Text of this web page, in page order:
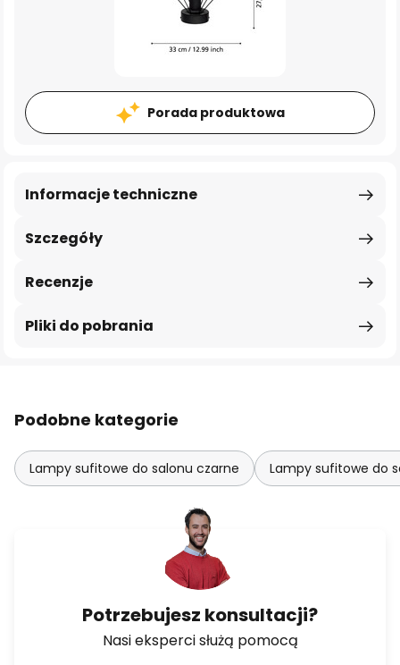
Porada produktowa
Szczegóły
Informacje techniczne
Recenzje
Pliki do pobrania
Podobne kategorie
Lampy sufitowe do salonu czarne Lampy sufitowe do
Potrzebujesz konsultacji?
Nasi eksperci służą pomocą